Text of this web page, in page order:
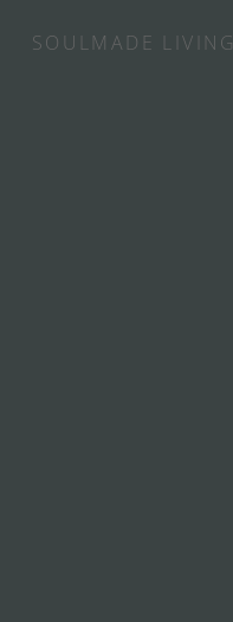
SOULMADE LIVING